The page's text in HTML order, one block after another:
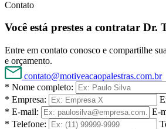
Contato
Você está prestes a contratar
Entre em contato conosco e compartilhe
e orçamento.
contato@motiveacaopalestras.com.br
* Nome completo:
* Empresa:
* E-mail:
E-
* Telefone: